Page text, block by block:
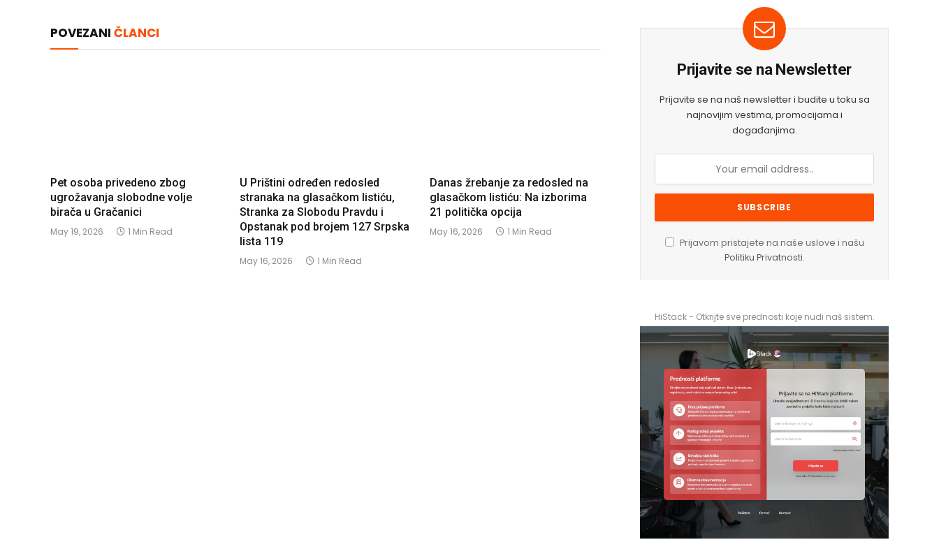
POVEZANI ČLANCI
Pet osoba privedeno zbog
ugrožavanja slobodne volje
birača u Gračanici
May 19, 2026 1 Min Read
U Prištini određen redosled
stranaka na glasačkom listiću,
Stranka za Slobodu Pravdu i
Opstanak pod brojem 127 Srpska
lista 119
May 16, 2026 1 Min Read
Danas žrebanje za redosled na
glasačkom listiću: Na izborima
21 politička opcija
May 16, 2026 1 Min Read
Prijavite se na Newsletter
Prijavite se na naš newsletter i budite u toku sa
najnovijim vestima, promocijama i
događanjima.
Prijavom pristajete na naše uslove i našu
Politiku Privatnosti.
HiStack - Otkrijte sve prednosti koje nudi naš sistem.